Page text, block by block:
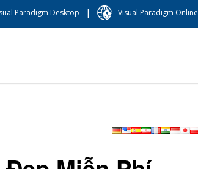
Paradigm Desktop | Visual Paradigm Online